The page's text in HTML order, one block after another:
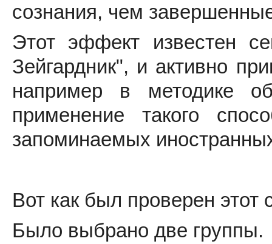
сознания, чем
Этот эффект известен
Зейгардник", и активно
например в методике
применение такого
запоминаемых
Вот как был проверен этот
Было выбрано две группы.